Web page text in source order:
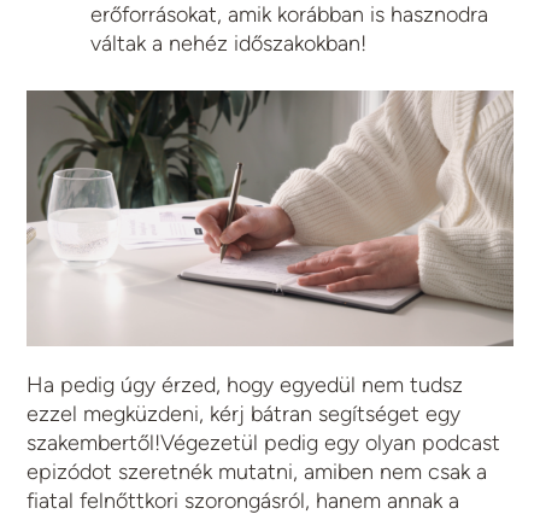
erőforrásokat, amik korábban is hasznodra
váltak a nehéz időszakokban!
Ha pedig úgy érzed, hogy egyedül nem tudsz
ezzel megküzdeni, kérj bátran segítséget egy
szakembertől!Végezetül pedig egy olyan podcast
epizódot szeretnék mutatni, amiben nem csak a
fiatal felnőttkori szorongásról, hanem annak a